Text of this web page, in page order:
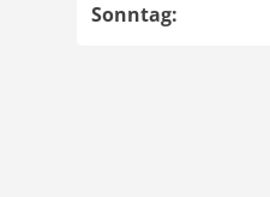
Sonntag: